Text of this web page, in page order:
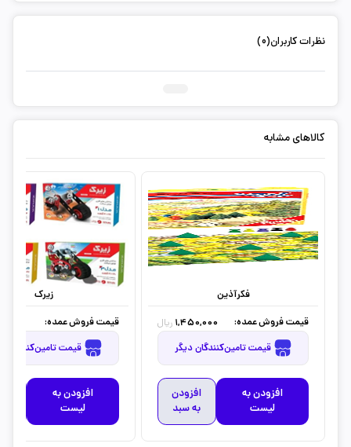
نظرات کاربران(0)
کالاهای مشابه
فکرآذین
قیمت فروش عمده:
1,450,000 ریال
قیمت تامین‌کنندگان دیگر
افزودن به
لیست
افزودن
به سبد
زیرک
قیمت فروش عمده:
قیمت تامین‌کنندگان دیگر
افزودن به
لیست